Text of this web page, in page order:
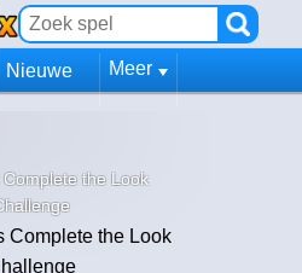
Nieuwe Meer
the Look